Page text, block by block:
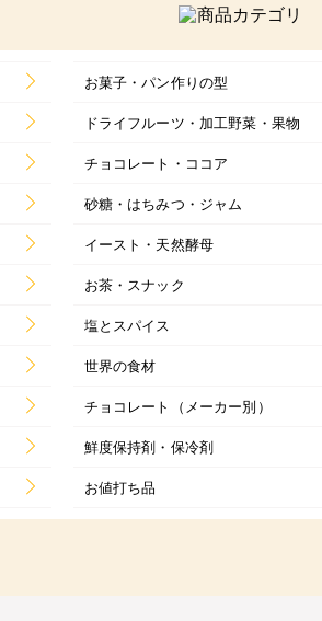
お菓子・パン作りの型
ドライフルーツ・加工野菜・果物
チョコレート・ココア
砂糖・はちみつ・ジャム
イースト・天然酵母
お茶・スナック
塩とスパイス
世界の食材
チョコレート（メーカー別）
鮮度保持剤・保冷剤
お値打ち品